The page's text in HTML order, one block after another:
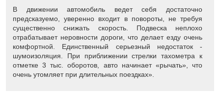
В движении автомобиль ведет себя достаточно
предсказуемо, уверенно входит в повороты, не требуя
существенно снижать скорость. Подвеска неплохо
отрабатывает неровности дороги, что делает езду очень
комфортной. Единственный серьезный недостаток -
шумоизоляция. При приближении стрелки тахометра к
отметке 3 тыс. оборотов, авто начинает «рычать», что
очень утомляет при длительных поездках».